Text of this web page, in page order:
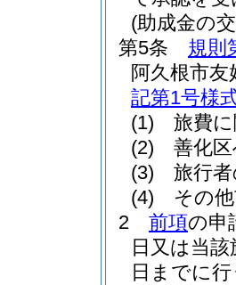
(助成金の
第5条
規則
阿久根市
記第1号様
(1)
旅費
(2)
善化
(3)
旅行
(4)
その
2
前項の申
日又は当
日までに